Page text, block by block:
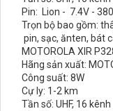
Pin: Lion - 7.4V -
Trọn bộ bao gồm:
pin, sạc, ănten, bát
MOTOROLA XIR
Hãng sản xuất:
Công suất: 8W
Cự ly: 1-2 km
Tần số: UHF, 16 kênh